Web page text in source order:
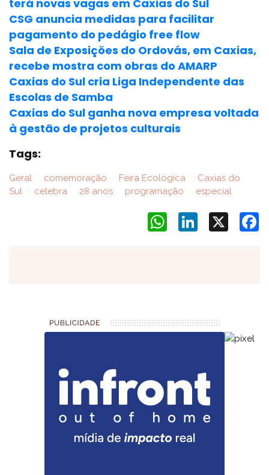
terá novas vagas em Caxias do Sul
CSG anuncia medidas para facilitar
pagamento do pedágio free flow
Sala de Exposições do Ordovás, em Caxias,
recebe mostra com obras do AMARP
Caxias do Sul cria Liga Independente das
Escolas de Samba
Caxias do Sul ganha nova empresa voltada
à gestão de projetos culturais
Tags:
Geral comemoração Feira Ecológica
Caxias do
Sul
celebra 28 anos programação especial
LinkedIn
WhatsApp